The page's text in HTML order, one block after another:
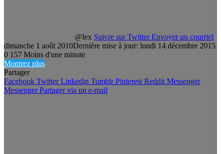
@lex Suivre sur Twitter Envoyer un courriel
dimanche 1 août 2010Dernière mise à jour: lundi 14 décembre 2015
0 157 Moins d'une minute
Montrez plus
Partager
Facebook Twitter Linkedin Tumblr Pinterest Reddit Messenger
Messenger Partager via un e-mail